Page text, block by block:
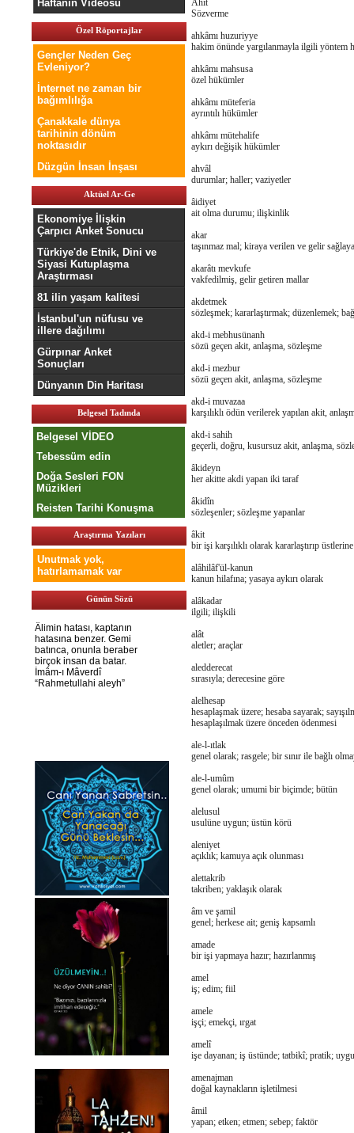
Haftanın Videosu
Özel Röportajlar
Gençler Neden Geç
Evleniyor?
İnternet ne zaman bir
bağımlılığa
Çanakkale dünya
tarihinin dönüm
noktasıdır
Düzgün İnsan İnşası
Aktüel Ar-Ge
Ekonomiye İlişkin
Çarpıcı Anket Sonucu
Türkiye'de Etnik, Dini ve
Siyasi Kutuplaşma
Araştırması
81 ilin yaşam kalitesi
İstanbul'un nüfusu ve
illere dağılımı
Gürpınar Anket
Sonuçları
Dünyanın Din Haritası
Belgesel Tadında
Belgesel VİDEO
Tebessüm edin
Doğa Sesleri FON
Müzikleri
Reisten Tarihi Konuşma
Araştırma Yazıları
Unutmak yok,
hatırlamamak var
Günün Sözü
Ahit
Sözverme
ahkâmı huzuriyye
hakim önünde yargılanmayla ilgili yöntem
ahkâmı mahsusa
özel hükümler
ahkâmı müteferia
ayrıntılı hükümler
ahkâmı mütehalife
aykırı değişik hükümler
ahvâl
durumlar; haller; vaziyetler
âidiyet
ait olma durumu; ilişkinlik
akar
taşınmaz mal; kiraya verilen ve gelir
akarâtı mevkufe
vakfedilmiş, gelir getiren mallar
akdetmek
sözleşmek; kararlaştırmak; düzenlemek;
akd-i mebhusünanh
sözü geçen akit, anlaşma, sözleşme
akd-i mezbur
sözü geçen akit, anlaşma, sözleşme
akd-i muvazaa
karşılıklı ödün verilerek yapılan akit,
akd-i sahih
geçerli, doğru, kusursuz akit, anlaşma,
âkideyn
her akitte akdi yapan iki taraf
âkidîn
sözleşenler; sözleşme yapanlar
âkit
bir işi karşılıklı olarak kararlaştırıp
alâhilâf'ül-kanun
kanun hilafına; yasaya aykırı olarak
alâkadar
ilgili; ilişkili
alât
aletler; araçlar
aledderecat
sırasıyla; derecesine göre
alelhesap
hesaplaşmak üzere; hesaba sayarak;
hesaplaşılmak üzere önceden ödenmesi
ale-l-ıtlak
genel olarak; rasgele; bir sınır ile bağlı
ale-l-umûm
genel olarak; umumi bir biçimde; bütün
alelusul
usulüne uygun; üstün körü
aleniyet
açıklık; kamuya açık olunması
alettakrib
takriben; yaklaşık olarak
âm ve şamil
genel; herkese ait; geniş kapsamlı
amade
bir işi yapmaya hazır; hazırlanmış
amel
iş; edim; fiil
amele
işçi; emekçi, ırgat
amelî
işe dayanan; iş üstünde; tatbikî; pratik;
amenajman
doğal kaynakların işletilmesi
âmil
yapan; etken; etmen; sebep; faktör